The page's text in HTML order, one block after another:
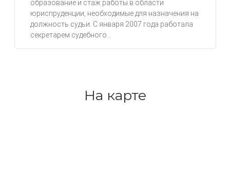
образование и стаж работы в области
юриспруденции, необходимые для назначения на
должность судьи. С января 2007 года работала
секретарем судебного...
На карте